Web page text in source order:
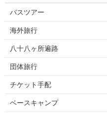
バスツアー
海外旅行
八十八ヶ所遍路
団体旅行
チケット手配
ベースキャンプ